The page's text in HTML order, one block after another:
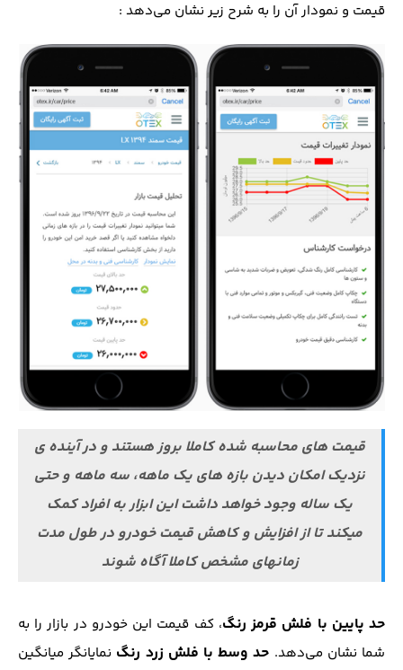
قیمت و نمودار آن را به شرح زیر نشان می‌دهد :
قیمت های محاسبه شده کاملا بروز هستند و در آینده ی
نزدیک امکان دیدن بازه های یک ماهه، سه ماهه و حتی
یک ساله وجود خواهد داشت این ابزار به افراد کمک
میکند تا از افزایش و کاهش قیمت خودرو در طول مدت
زمانهای مشخص کاملا آگاه شوند
حد پایین با فلش قرمز رنگ، کف قیمت این خودرو در بازار را به
شما نشان می‌دهد. حد وسط با فلش زرد رنگ نمایانگر میانگین